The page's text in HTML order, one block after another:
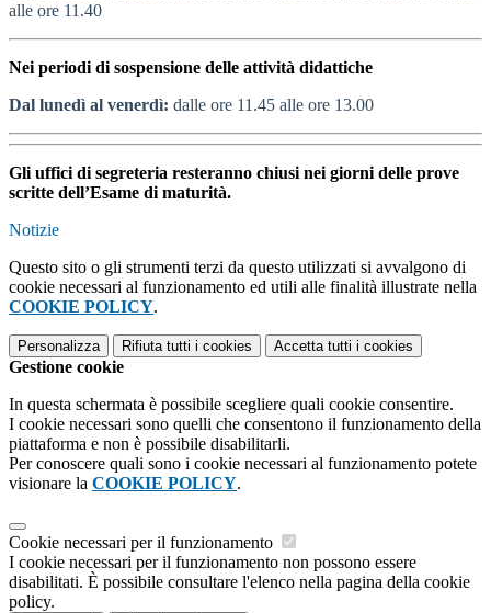
alle ore 11.40
Nei periodi di sospensione delle attività didattiche
Dal lunedì al venerdì: dalle ore 11.45 alle ore 13.00
Gli uffici di segreteria resteranno chiusi nei giorni delle prove
scritte dell’Esame di maturità.
Notizie
Questo sito o gli strumenti terzi da questo utilizzati si avvalgono di
cookie necessari al funzionamento ed utili alle finalità illustrate nella
COOKIE POLICY.
Personalizza Rifiuta tutti i cookies Accetta tutti i cookies
Gestione cookie
In questa schermata è possibile scegliere quali cookie consentire.
I cookie necessari sono quelli che consentono il funzionamento della
piattaforma e non è possibile disabilitarli.
Per conoscere quali sono i cookie necessari al funzionamento potete
visionare la COOKIE POLICY.
Cookie necessari per il funzionamento
I cookie necessari per il funzionamento non possono essere
disabilitati. È possibile consultare l'elenco nella pagina della cookie
policy.